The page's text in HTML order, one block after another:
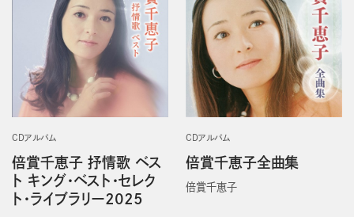
CDアルバム
倍賞千恵子 抒情歌 ベス
ト キング・ベスト・セレク
ト・ライブラリー2025
CDアルバム
倍賞千恵子全曲集
倍賞千恵子